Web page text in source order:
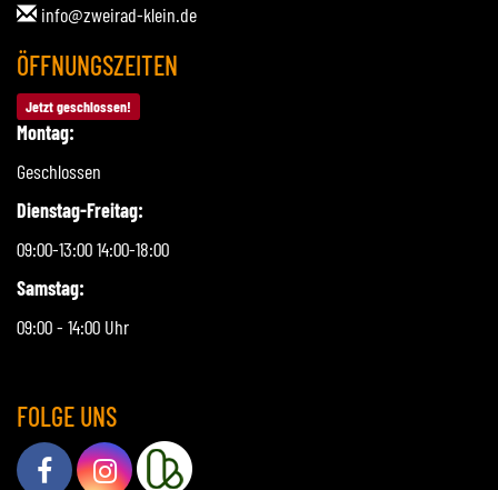
info@zweirad-klein.de
ÖFFNUNGSZEITEN
Jetzt geschlossen!
Montag:
Geschlossen
Dienstag-Freitag:
09:00-13:00 14:00-18:00
Samstag:
09:00 - 14:00 Uhr
FOLGE UNS